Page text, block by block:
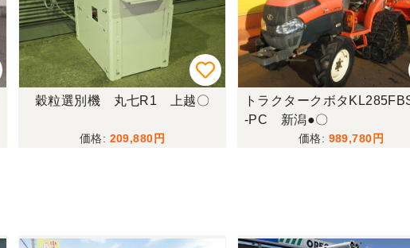
穀粒選別機 丸七R1 上越〇
209,880
トラクタークボタ
-PC 新潟●〇
989,780